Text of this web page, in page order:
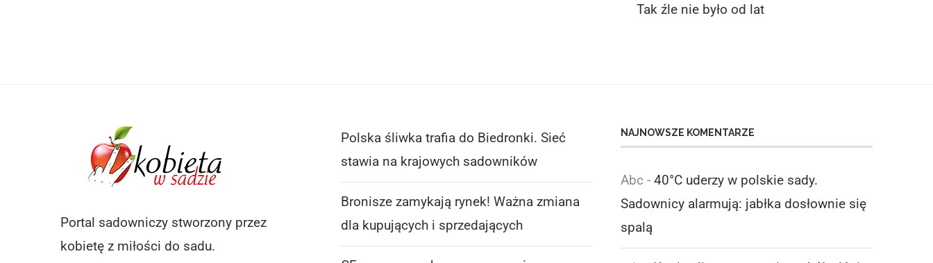
Tak źle nie było od lat
Portal sadowniczy stworzony przez
kobietę z miłości do sadu.
Polska śliwka trafia do Biedronki. Sieć
stawia na krajowych sadowników
Bronisze zamykają rynek! Ważna zmiana
dla kupujących i sprzedających
NAJNOWSZE KOMENTARZE
Abc -40°C uderzy w polskie sady.
Sadownicy alarmują: jabłka dosłownie się
spalą